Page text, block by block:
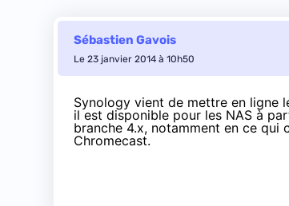
Sébastien Gavois
Le 23 janvier 2014 à 10h50
Synology vient de mettre en ligne
il est disponible pour les NAS à
branche 4.x, notamment en ce qui
Chromecast.